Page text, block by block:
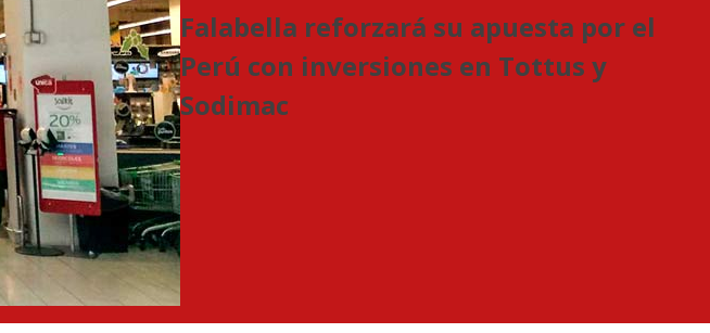
Falabella reforzará su apuesta por el
Perú con inversiones en Tottus y
Sodimac